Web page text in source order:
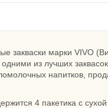
закваски марки VIVO
из лучших
напитков,
4 пакетика с сухой